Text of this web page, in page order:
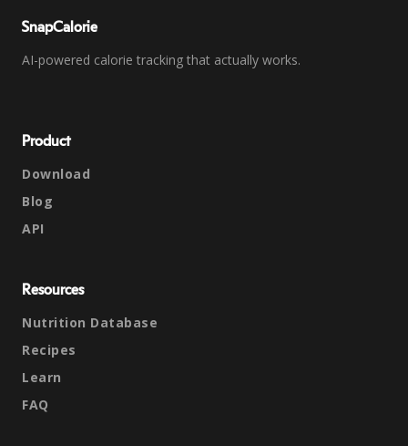
SnapCalorie
AI-powered calorie tracking that actually works.
Product
Download
Blog
API
Resources
Nutrition Database
Recipes
Learn
FAQ